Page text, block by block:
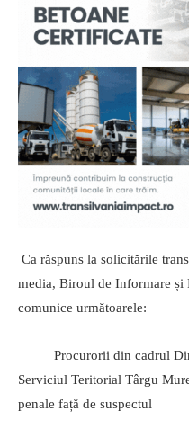
Ca răspuns la solicitările
media, Biroul de Informare și
comunice următoarele:
Procurorii din cadrul
Serviciul Teritorial Târgu
penale față de suspectul